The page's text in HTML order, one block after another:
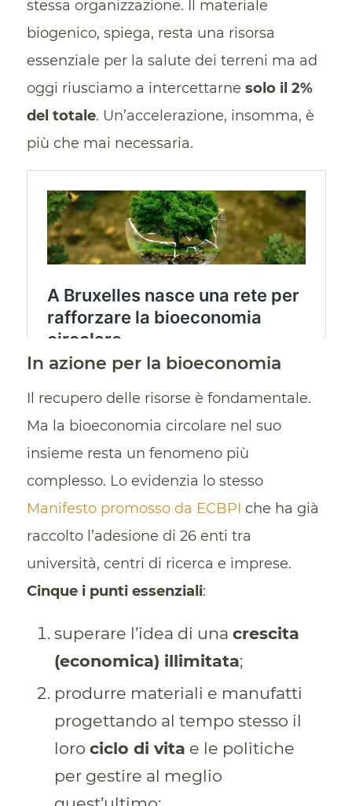
stessa organizzazione. Il materiale
biogenico, spiega, resta una risorsa
essenziale per la salute dei terreni ma ad
oggi riusciamo a intercettarne solo il 2%
del totale. Un’accelerazione, insomma, è
più che mai necessaria.
In azione per la bioeconomia
Il recupero delle risorse è fondamentale.
Ma la bioeconomia circolare nel suo
insieme resta un fenomeno più
complesso. Lo evidenzia lo stesso
Manifesto promosso da ECBPI che ha già
raccolto l’adesione di 26 enti tra
università, centri di ricerca e imprese.
Cinque i punti essenziali:
superare l’idea di unacrescita
(economica) illimitata;
produrre materiali e manufatti
progettando al tempo stesso il
lorociclo di vita e le politiche
per gestire al meglio